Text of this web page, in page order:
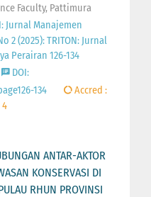
Faculty, Pattimura
Jurnal Manajemen
2 (2025): TRITON: Jurnal
Perairan 126-134
DOI:
134
Accred :
ANTAR-AKTOR
KONSERVASI DI
RHUN PROVINSI